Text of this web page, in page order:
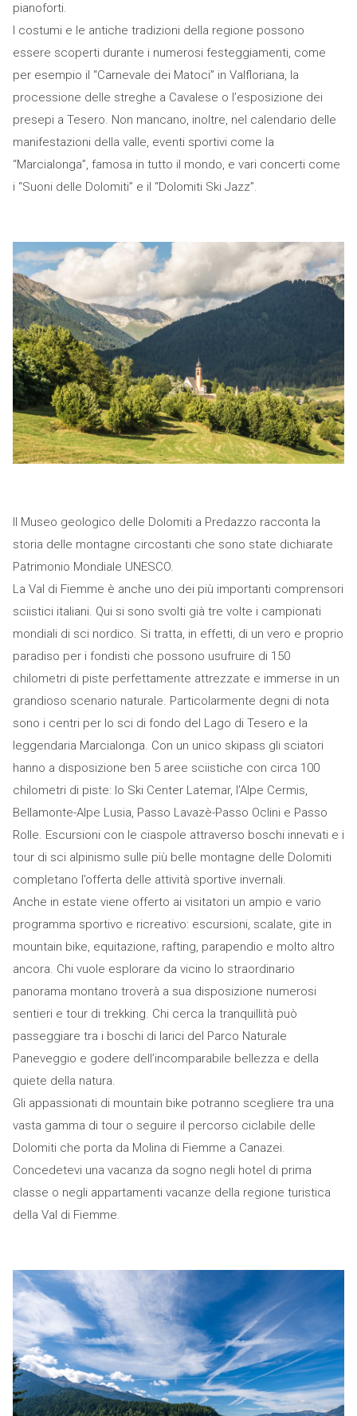
pianoforti.
I costumi e le antiche tradizioni della regione possono
essere scoperti durante i numerosi festeggiamenti, come
per esempio il “Carnevale dei Matoci” in Valfloriana, la
processione delle streghe a Cavalese o l’esposizione dei
presepi a Tesero. Non mancano, inoltre, nel calendario delle
manifestazioni della valle, eventi sportivi come la
“Marcialonga”, famosa in tutto il mondo, e vari concerti come
i “Suoni delle Dolomiti” e il “Dolomiti Ski Jazz”.
Il Museo geologico delle Dolomiti a Predazzo racconta la
storia delle montagne circostanti che sono state dichiarate
Patrimonio Mondiale UNESCO.
La Val di Fiemme è anche uno dei più importanti comprensori
sciistici italiani. Qui si sono svolti già tre volte i campionati
mondiali di sci nordico. Si tratta, in effetti, di un vero e proprio
paradiso per i fondisti che possono usufruire di 150
chilometri di piste perfettamente attrezzate e immerse in un
grandioso scenario naturale. Particolarmente degni di nota
sono i centri per lo sci di fondo del Lago di Tesero e la
leggendaria Marcialonga. Con un unico skipass gli sciatori
hanno a disposizione ben 5 aree sciistiche con circa 100
chilometri di piste: lo Ski Center Latemar, l’Alpe Cermis,
Bellamonte-Alpe Lusia, Passo Lavazè-Passo Oclini e Passo
Rolle. Escursioni con le ciaspole attraverso boschi innevati e i
tour di sci alpinismo sulle più belle montagne delle Dolomiti
completano l’offerta delle attività sportive invernali.
Anche in estate viene offerto ai visitatori un ampio e vario
programma sportivo e ricreativo: escursioni, scalate, gite in
mountain bike, equitazione, rafting, parapendio e molto altro
ancora. Chi vuole esplorare da vicino lo straordinario
panorama montano troverà a sua disposizione numerosi
sentieri e tour di trekking. Chi cerca la tranquillità può
passeggiare tra i boschi di larici del Parco Naturale
Paneveggio e godere dell’incomparabile bellezza e della
quiete della natura.
Gli appassionati di mountain bike potranno scegliere tra una
vasta gamma di tour o seguire il percorso ciclabile delle
Dolomiti che porta da Molina di Fiemme a Canazei.
Concedetevi una vacanza da sogno negli hotel di prima
classe o negli appartamenti vacanze della regione turistica
della Val di Fiemme.